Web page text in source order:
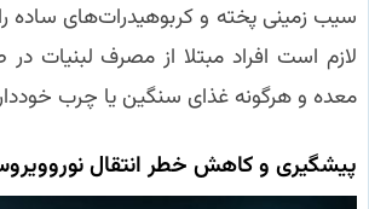
سیب زمینی پخته و کربوهیدرات‌های ساده
لازم است افراد مبتلا از مصرف لبنیات در
معده و هرگونه غذای سنگین یا چرب
پیشگیری و کاهش خطر انتقال